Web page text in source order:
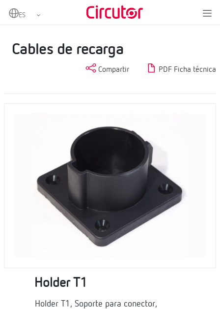
Home
Cargadores para vehículos eléctricos
Cables de recarga
Compartir PDF Ficha técnica
Holder T1
Holder T1, Soporte para conector,